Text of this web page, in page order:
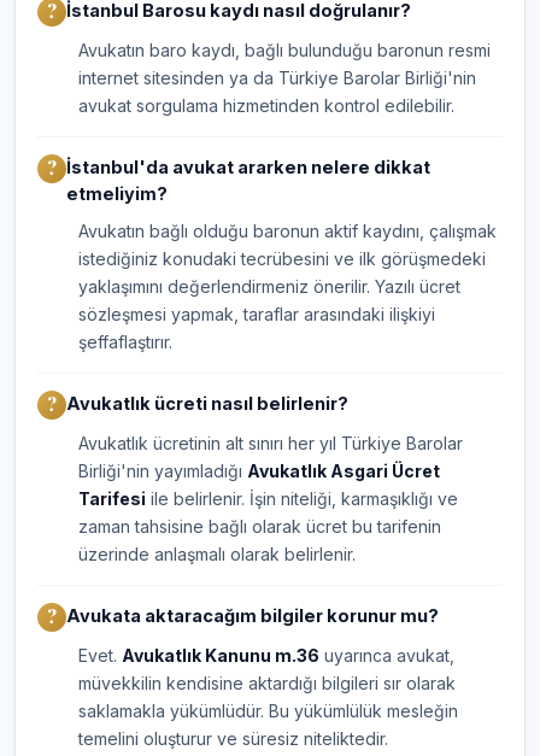
İstanbul Barosu kaydı nasıl doğrulanır?
Avukatın baro kaydı, bağlı bulunduğu baronun resmi
internet sitesinden ya da Türkiye Barolar Birliği'nin
avukat sorgulama hizmetinden kontrol edilebilir.
İstanbul'da avukat ararken nelere dikkat
etmeliyim?
Avukatın bağlı olduğu baronun aktif kaydını, çalışmak
istediğiniz konudaki tecrübesini ve ilk görüşmedeki
yaklaşımını değerlendirmeniz önerilir. Yazılı ücret
sözleşmesi yapmak, taraflar arasındaki ilişkiyi
şeffaflaştırır.
Avukatlık ücreti nasıl belirlenir?
Avukatlık ücretinin alt sınırı her yıl Türkiye Barolar
Birliği'nin yayımladığı Avukatlık Asgari Ücret
Tarifesi ile belirlenir. İşin niteliği, karmaşıklığı ve
zaman tahsisine bağlı olarak ücret bu tarifenin
üzerinde anlaşmalı olarak belirlenir.
Avukata aktaracağım bilgiler korunur mu?
Evet. Avukatlık Kanunu m.36 uyarınca avukat,
müvekkilin kendisine aktardığı bilgileri sır olarak
saklamakla yükümlüdür. Bu yükümlülük mesleğin
temelini oluşturur ve süresiz niteliktedir.